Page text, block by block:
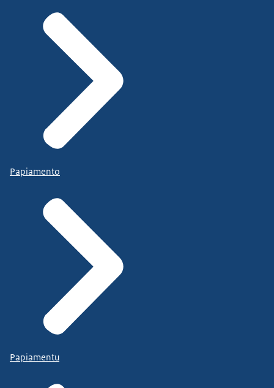
Papiamento
Papiamentu